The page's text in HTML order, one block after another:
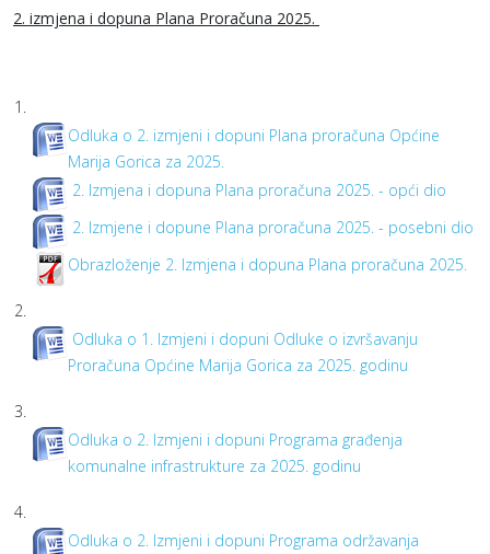
2. izmjena i dopuna Plana Proračuna 2025.
1.
Odluka o 2. izmjeni i dopuni Plana proračuna Općine
Marija Gorica za 2025.
2. Izmjena i dopuna Plana proračuna 2025. - opći dio
2. Izmjene i dopune Plana proračuna 2025. - posebni dio
Obrazloženje 2. Izmjena i dopuna Plana proračuna 2025.
2.
Odluka o 1. Izmjeni i dopuni Odluke o izvršavanju
Proračuna Općine Marija Gorica za 2025. godinu
3.
Odluka o 2. Izmjeni i dopuni Programa građenja
komunalne infrastrukture za 2025. godinu
4.
Odluka o 2. Izmjeni i dopuni Programa održavanja